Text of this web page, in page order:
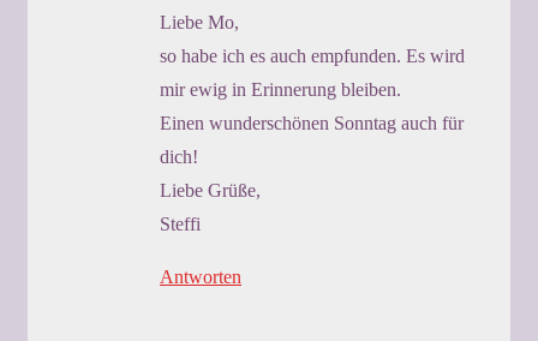
Liebe Mo,
so habe ich es auch empfunden. Es wird
mir ewig in Erinnerung bleiben.
Einen wunderschönen Sonntag auch für
dich!
Liebe Grüße,
Steffi
Antworten